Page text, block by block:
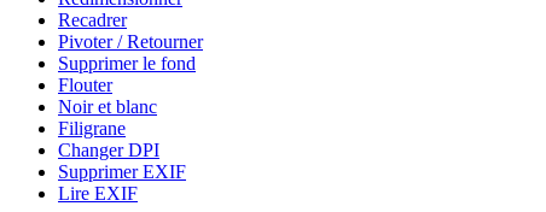
Recadrer
Pivoter / Retourner
Supprimer le fond
Flouter
Noir et blanc
Filigrane
Changer DPI
Supprimer EXIF
Lire EXIF